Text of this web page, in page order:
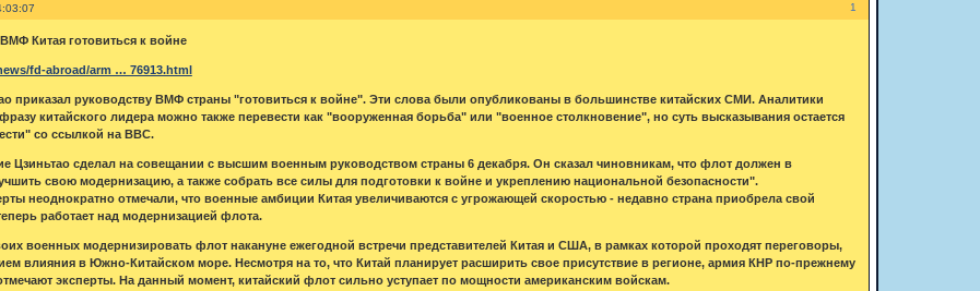
1
Китая готовиться к войне
fd-abroad/arm … 76913.html
приказал руководству ВМФ страны "готовиться к войне". Эти слова были опубликованы в большинстве китайских СМИ. Аналитики
китайского лидера можно также перевести как "вооруженная борьба" или "военное столкновение", но суть высказывания остается
со ссылкой на BBC.
Цзиньтао сделал на совещании с высшим военным руководством страны 6 декабря. Он сказал чиновникам, что флот должен в
свою модернизацию, а также собрать все силы для подготовки к войне и укреплению национальной безопасности".
неоднократно отмечали, что военные амбиции Китая увеличиваются с угрожающей скоростью - недавно страна приобрела свой
работает над модернизацией флота.
военных модернизировать флот накануне ежегодной встречи представителей Китая и США, в рамках которой проходят переговоры,
влияния в Южно-Китайском море. Несмотря на то, что Китай планирует расширить свое присутствие в регионе, армия КНР по-прежнему
эксперты. На данный момент, китайский флот сильно уступает по мощности американским войскам.